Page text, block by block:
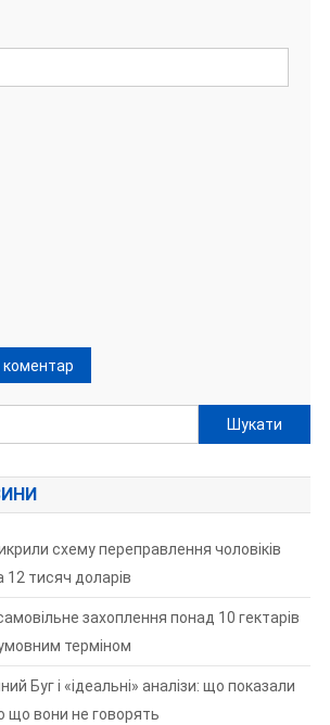
Пошук:
схему переправлення чоловіків
12 тисяч доларів
захоплення понад 10 гектарів
терміном
Буг і «ідеальні» аналізи: що показали
що вони не говорять